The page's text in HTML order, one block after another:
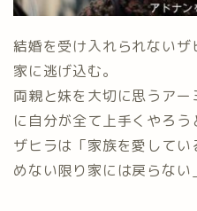
結婚を受け入れられない
家に逃げ込む。
両親と妹を大切に思うア
に自分が全て上手くやろう
ザヒラは「家族を愛して
めない限り家には戻らない